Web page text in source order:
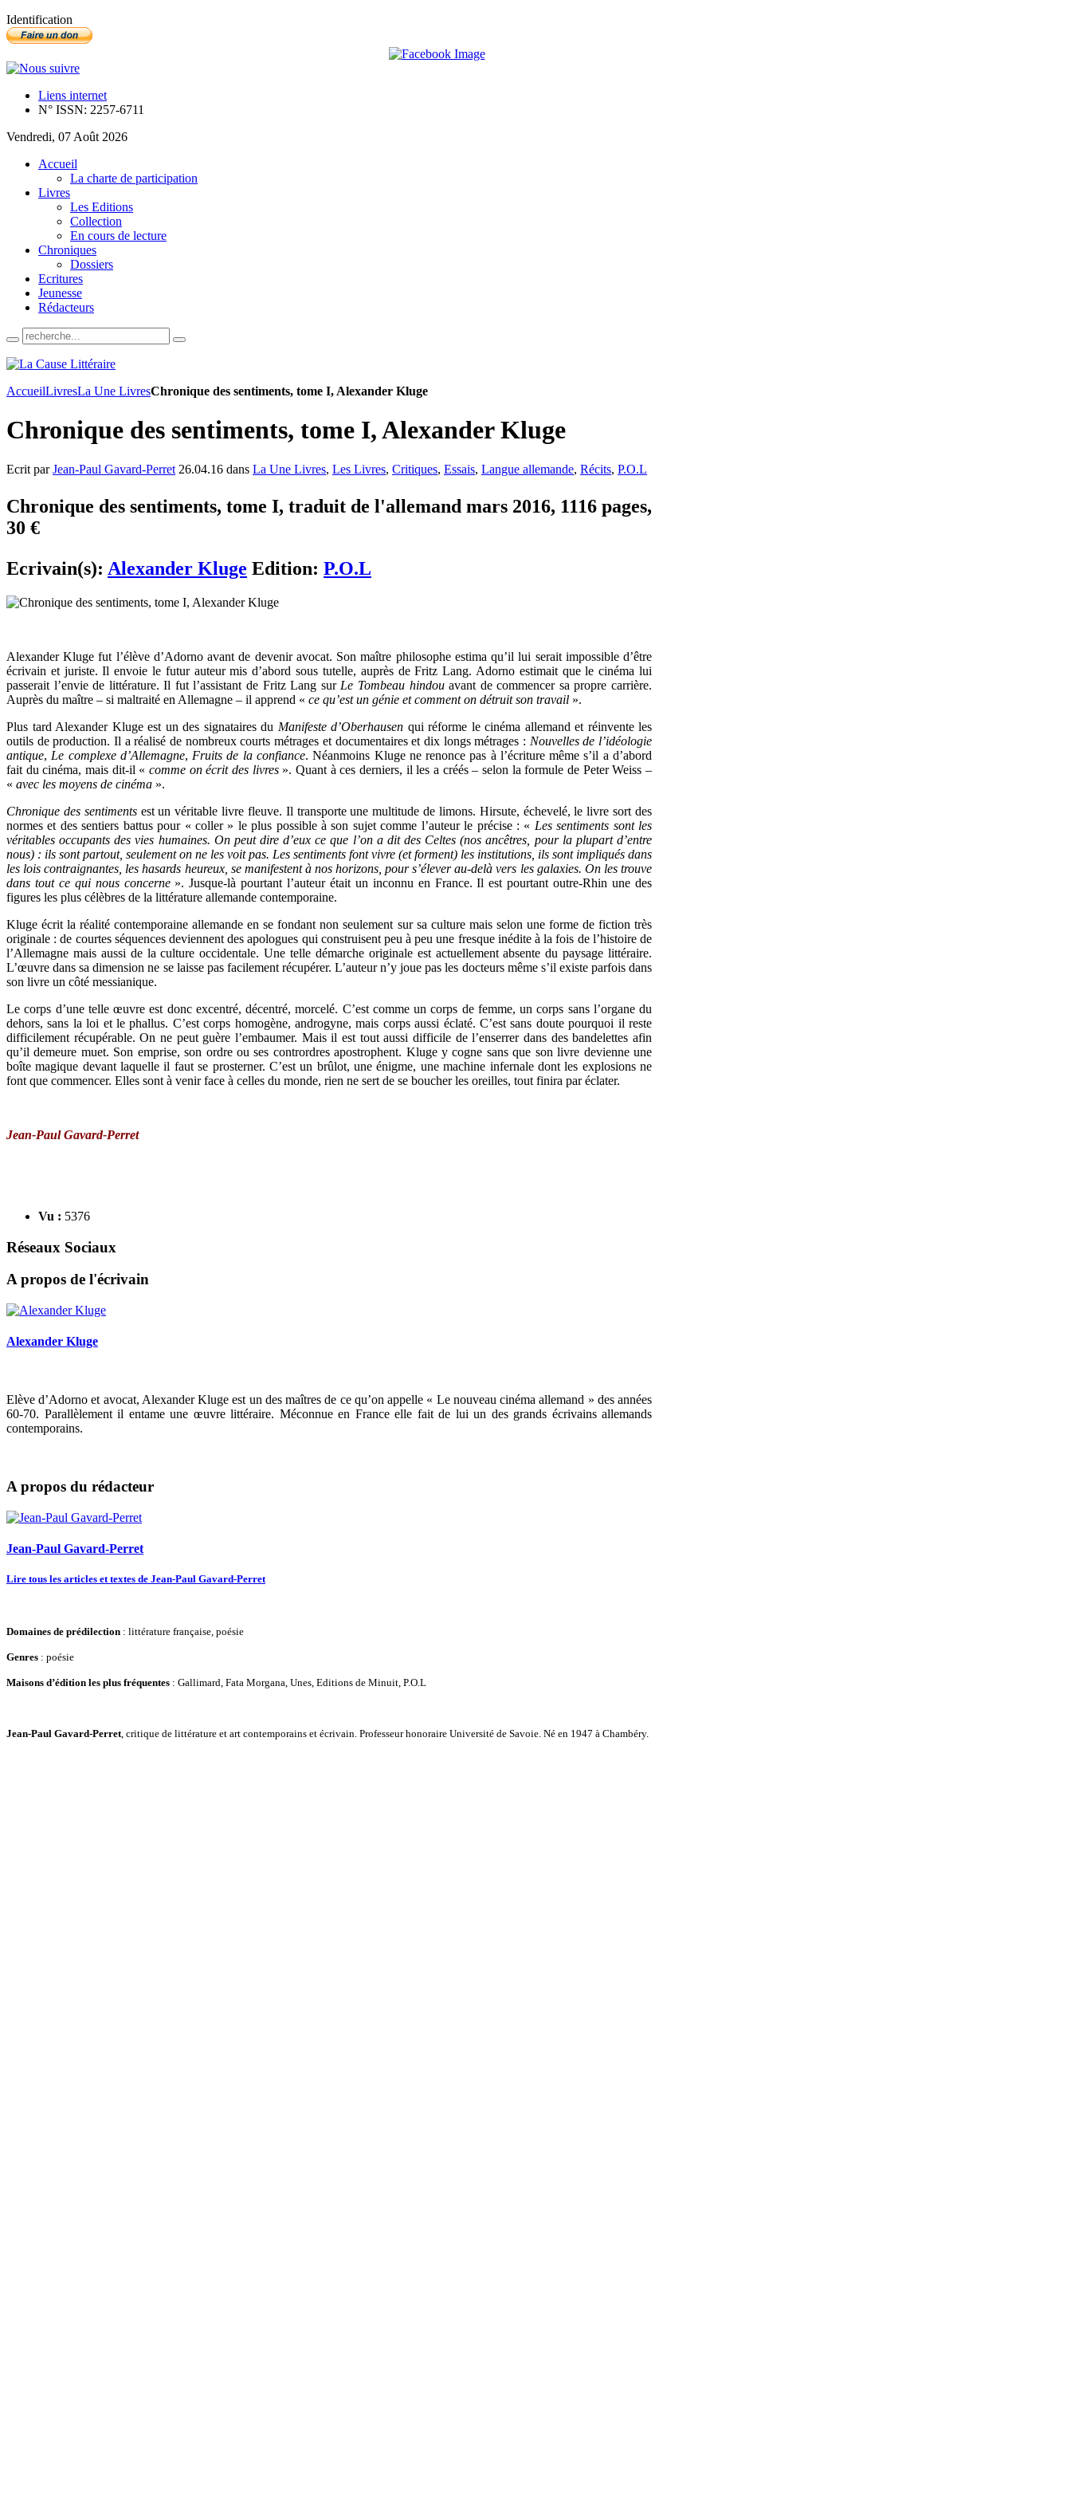
Identification
Liens internet
N° ISSN: 2257-6711
Vendredi, 07 Août 2026
Accueil
La charte de participation
Livres
Les Editions
Collection
En cours de lecture
Chroniques
Dossiers
Ecritures
Jeunesse
Rédacteurs
AccueilLivresLa Une LivresChronique des sentiments, tome I, Alexander Kluge
Chronique des sentiments, tome I, Alexander Kluge
Ecrit parJean-Paul Gavard-Perret 26.04.16 dans La Une Livres, Les Livres, Critiques, Essais, Langue allemande, Récits, P.O.L
Chronique des sentiments, tome I, traduit de l'allemand mars 2016, 1116 pages,
30 €
Ecrivain(s): Alexander Kluge Edition: P.O.L
Alexander Kluge fut l’élève d’Adorno avant de devenir avocat. Son maître philosophe estima qu’il lui serait impossible d’être
écrivain et juriste. Il envoie le futur auteur mis d’abord sous tutelle, auprès de Fritz Lang. Adorno estimait que le cinéma lui
passerait l’envie de littérature. Il fut l’assistant de Fritz Lang sur Le Tombeau hindouavant de commencer sa propre carrière.
Auprès du maître – si maltraité en Allemagne – il apprend « ce qu’est un génie et comment on détruit son travail ».
Plus tard Alexander Kluge est un des signataires du Manifeste d’Oberhausen qui réforme le cinéma allemand et réinvente les
outils de production. Il a réalisé de nombreux courts métrages et documentaires et dix longs métrages : Nouvelles de l’idéologie
antique, Le complexe d’Allemagne, Fruits de la confiance. Néanmoins Kluge ne renonce pas à l’écriture même s’il a d’abord
fait du cinéma, mais dit-il « comme on écrit des livres». Quant à ces derniers, il les a créés – selon la formule de Peter Weiss –
« avec les moyens de cinéma ».
Chronique des sentimentsest un véritable livre fleuve. Il transporte une multitude de limons. Hirsute, échevelé, le livre sort des
normes et des sentiers battus pour « coller » le plus possible à son sujet comme l’auteur le précise : « Les sentiments sont les
véritables occupants des vies humaines. On peut dire d’eux ce que l’on a dit des Celtes (nos ancêtres, pour la plupart d’entre
nous) : ils sont partout, seulement on ne les voit pas. Les sentiments font vivre (et forment) les institutions, ils sont impliqués dans
les lois contraignantes, les hasards heureux, se manifestent à nos horizons, pour s’élever au-delà vers les galaxies. On les trouve
dans tout ce qui nous concerne». Jusque-là pourtant l’auteur était un inconnu en France. Il est pourtant outre-Rhin une des
figures les plus célèbres de la littérature allemande contemporaine.
Kluge écrit la réalité contemporaine allemande en se fondant non seulement sur sa culture mais selon une forme de fiction très
originale : de courtes séquences deviennent des apologues qui construisent peu à peu une fresque inédite à la fois de l’histoire de
l’Allemagne mais aussi de la culture occidentale. Une telle démarche originale est actuellement absente du paysage littéraire.
L’œuvre dans sa dimension ne se laisse pas facilement récupérer. L’auteur n’y joue pas les docteurs même s’il existe parfois dans
son livre un côté messianique.
Le corps d’une telle œuvre est donc excentré, décentré, morcelé. C’est comme un corps de femme, un corps sans l’organe du
dehors, sans la loi et le phallus. C’est corps homogène, androgyne, mais corps aussi éclaté. C’est sans doute pourquoi il reste
difficilement récupérable. On ne peut guère l’embaumer. Mais il est tout aussi difficile de l’enserrer dans des bandelettes afin
qu’il demeure muet. Son emprise, son ordre ou ses contrordres apostrophent. Kluge y cogne sans que son livre devienne une
boîte magique devant laquelle il faut se prosterner. C’est un brûlot, une énigme, une machine infernale dont les explosions ne
font que commencer. Elles sont à venir face à celles du monde, rien ne sert de se boucher les oreilles, tout finira par éclater.
Jean-Paul Gavard-Perret
Vu : 5376
Réseaux Sociaux
A propos de l'écrivain
Alexander Kluge
Elève d’Adorno et avocat, Alexander Kluge est un des maîtres de ce qu’on appelle « Le nouveau cinéma allemand » des années
60-70. Parallèlement il entame une œuvre littéraire. Méconnue en France elle fait de lui un des grands écrivains allemands
contemporains.
A propos du rédacteur
Jean-Paul Gavard-Perret
Lire tous les articles et textes de Jean-Paul Gavard-Perret
Domaines de prédilection : littérature française, poésie
Genres : poésie
Maisons d’édition les plus fréquentes : Gallimard, Fata Morgana, Unes, Editions de Minuit, P.O.L
Jean-Paul Gavard-Perret, critique de littérature et art contemporains et écrivain. Professeur honoraire Université de Savoie. Né en 1947 à Chambéry.